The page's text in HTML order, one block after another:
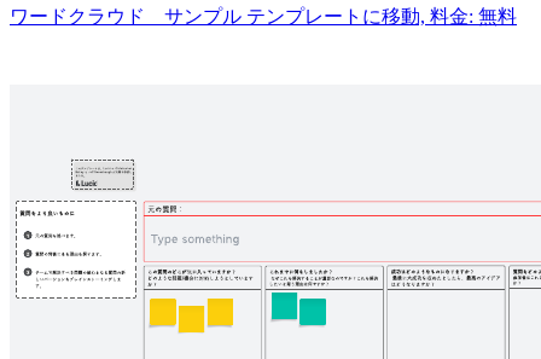
ワードクラウド サンプル テンプレートに移動, 料金: 無料